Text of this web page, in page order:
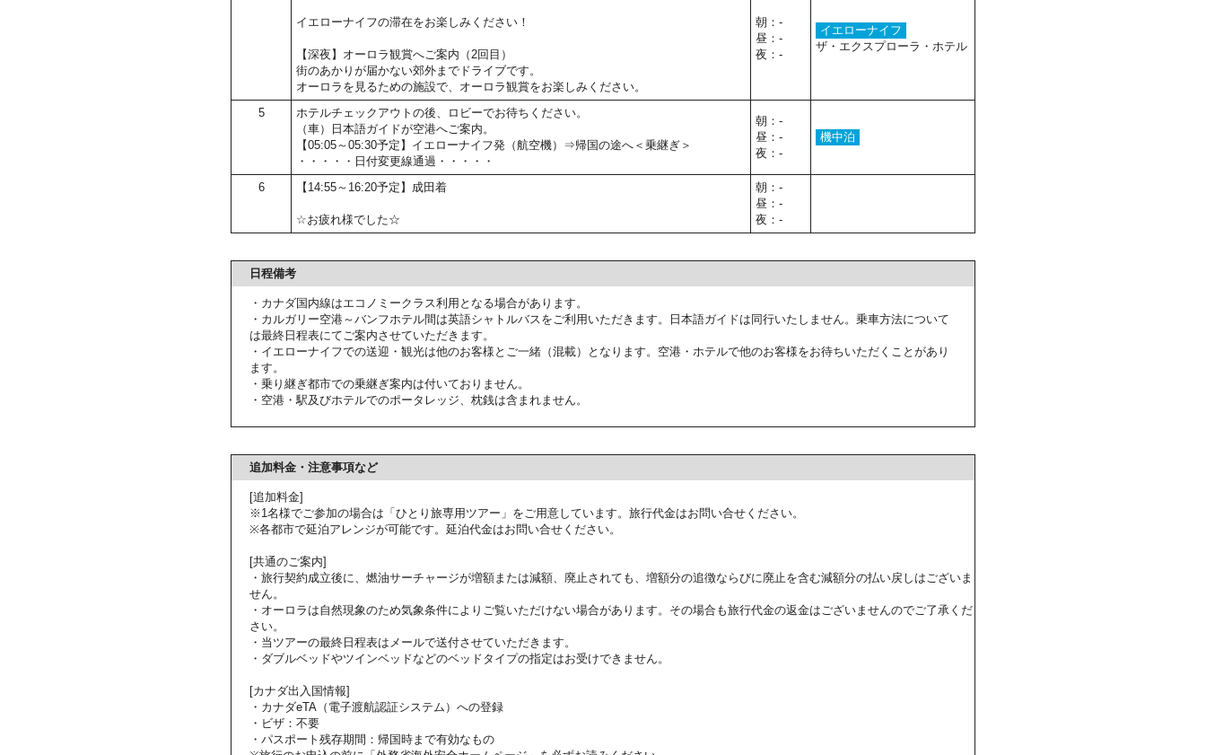
イエローナイフの滞在をお楽しみください！
【深夜】オーロラ観賞へご案内（2回目）
街のあかりが届かない郊外までドライブです。
オーロラを見るための施設で、オーロラ観賞をお楽しみください。
朝：-
昼：-
夜：-
イエローナイフ
ザ・エクスプローラ・ホテル
5
ホテルチェックアウトの後、ロビーでお待ちください。
（車）日本語ガイドが空港へご案内。
【05:05～05:30予定】イエローナイフ発（航空機）⇒帰国の途へ＜乗継ぎ＞
・・・・・日付変更線通過・・・・・
朝：-
昼：-
夜：-
機中泊
6 【14:55～16:20予定】成田着
☆お疲れ様でした☆
朝：-
昼：-
夜：-
日程備考
・カナダ国内線はエコノミークラス利用となる場合があります。
・カルガリー空港～バンフホテル間は英語シャトルバスをご利用いただきます。日本語ガイドは同行いたしません。乗車方法について
は最終日程表にてご案内させていただきます。
・イエローナイフでの送迎・観光は他のお客様とご一緒（混載）となります。空港・ホテルで他のお客様をお待ちいただくことがあり
ます。
・乗り継ぎ都市での乗継ぎ案内は付いておりません。
・空港・駅及びホテルでのポータレッジ、枕銭は含まれません。
追加料金・注意事項など
[追加料金]
※1名様でご参加の場合は「ひとり旅専用ツアー」をご用意しています。旅行代金はお問い合せください。
※各都市で延泊アレンジが可能です。延泊代金はお問い合せください。
[共通のご案内]
・旅行契約成立後に、燃油サーチャージが増額または減額、廃止されても、増額分の追徴ならびに廃止を含む減額分の払い戻しはございま
せん。
・オーロラは自然現象のため気象条件によりご覧いただけない場合があります。その場合も旅行代金の返金はございませんのでご了承くだ
さい。
・当ツアーの最終日程表はメールで送付させていただきます。
・ダブルベッドやツインベッドなどのベッドタイプの指定はお受けできません。
[カナダ出入国情報]
・カナダeTA（電子渡航認証システム）への登録
・ビザ：不要
・パスポート残存期間：帰国時まで有効なもの